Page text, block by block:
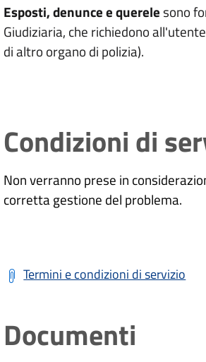
Esposti, denunce e querele sono
Giudiziaria, che richiedono
di altro organo di polizia).
Condizioni di
Non verranno prese in
corretta gestione del problema.
Termini e condizioni di servizio
Documenti